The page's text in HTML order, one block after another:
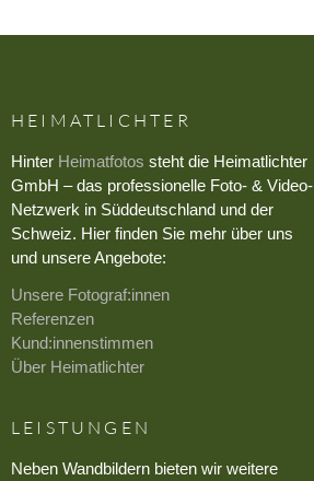
HEIMATLICHTER
Hinter Heimatfotos steht die Heimatlichter
GmbH – das professionelle Foto- & Video-
Netzwerk in Süddeutschland und der
Schweiz. Hier finden Sie mehr über uns
und unsere Angebote:
Unsere Fotograf:innen
Referenzen
Kund:innenstimmen
Über Heimatlichter
LEISTUNGEN
Neben Wandbildern bieten wir weitere